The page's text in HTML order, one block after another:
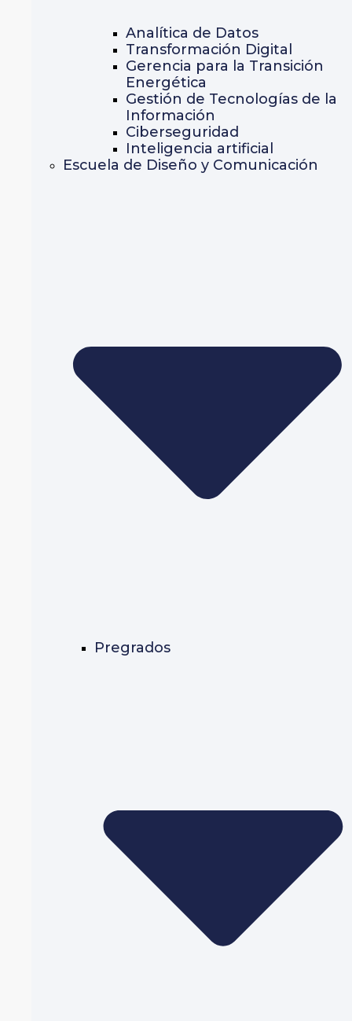
Analítica de Datos
Transformación Digital
Gerencia para la Transición
Energética
Gestión de Tecnologías de la
Información
Ciberseguridad
Inteligencia artificial
Escuela de Diseño y Comunicación
Pregrados